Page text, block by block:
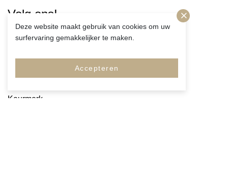
Deze website maakt gebruik van cookies om uw
surfervaring gemakkelijker te maken.
Accepteren
Volg ons!